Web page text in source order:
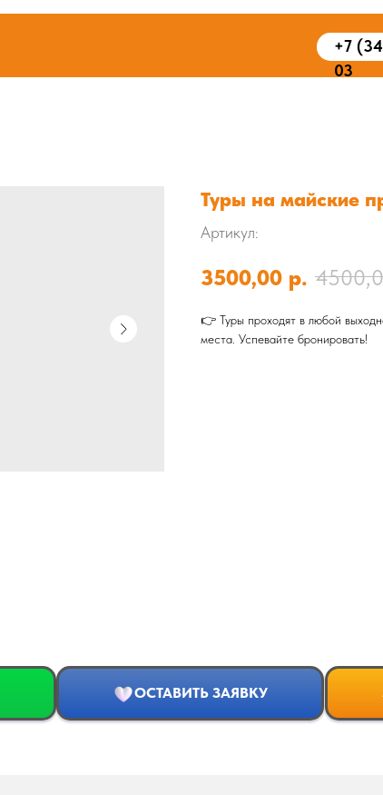
+7
03
Туры на майские
Артикул:
3500,00 р.
👉 Туры проходят в любой
места. Успевайте бронировать!
ОСТАВИТЬ ЗАЯВКУ